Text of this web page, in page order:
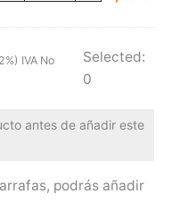
IVA No
Selected:
0
antes de añadir este
podrás añadir